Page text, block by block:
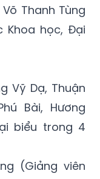
Thanh Tùng
Khoa học, Đại
Vỹ Dạ, Thuận
Bài, Hương
biểu trong 4
(Giảng viên